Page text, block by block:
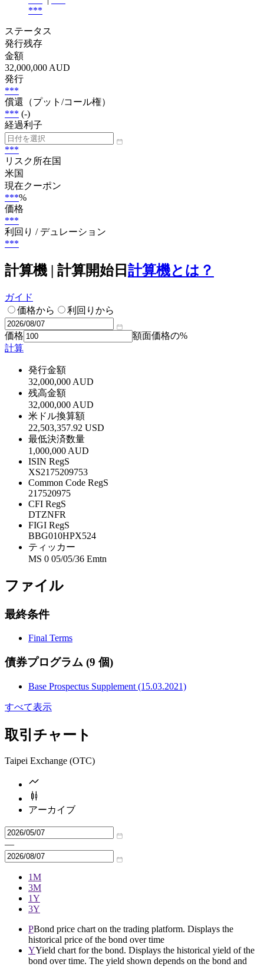
***
ステータス
発行残存
金額
32,000,000 AUD
発行
***
償還（プット/コール権）
*** (-)
経過利子
***
リスク所在国
米国
現在クーポン
***%
価格
***
利回り / デュレーション
***
計算機 | 計算開始日 計算機とは？
ガイド
価格から
利回りから
価格
額面価格の%
計算
発行金額
32,000,000 AUD
残高金額
32,000,000 AUD
米ドル換算額
22,503,357.92 USD
最低決済数量
1,000,000 AUD
ISIN RegS
XS2175209753
Common Code RegS
217520975
CFI RegS
DTZNFR
FIGI RegS
BBG010HPX524
ティッカー
MS 0 05/05/36 Emtn
ファイル
最終条件
Final Terms
債券プログラム (9 個)
Base Prospectus Supplement (15.03.2021)
すべて表示
取引チャート
Taipei Exchange (OTC)
アーカイブ
—
1M
3M
1Y
3Y
PBond price chart on the trading platform. Displays the
historical price of the bond over time
YYield chart for the bond. Displays the historical yield of the
bond over time. The yield shown depends on the bond and